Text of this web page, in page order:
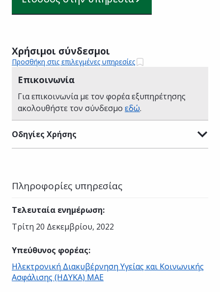
Χρήσιμοι σύνδεσμοι
Προσθήκη στις επιλεγμένες υπηρεσίες
Επικοινωνία
Για επικοινωνία με τον φορέα εξυπηρέτησης
ακολουθήστε τον σύνδεσμο εδώ.
Οδηγίες Χρήσης
Πληροφορίες υπηρεσίας
Τελευταία ενημέρωση:
Τρίτη 20 Δεκεμβρίου, 2022
Υπεύθυνος φορέας:
Ηλεκτρονική Διακυβέρνηση Υγείας και Κοινωνικής
Ασφάλισης (ΗΔΥΚΑ) ΜΑΕ